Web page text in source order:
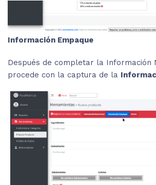
Información Empaque
Después de completar la Información
procede con la captura de la